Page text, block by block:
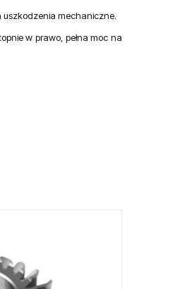
uszkodzenia mechaniczne.
w prawo, pełna moc na